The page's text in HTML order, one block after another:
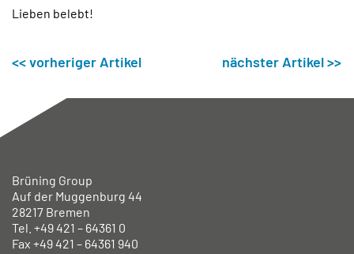
Lieben belebt!
<< vorheriger Artikel nächster Artikel >>
Brüning Group
Auf der Muggenburg 44
28217 Bremen
Tel. +49421 – 64361 0
Fax +49421 – 64361 940